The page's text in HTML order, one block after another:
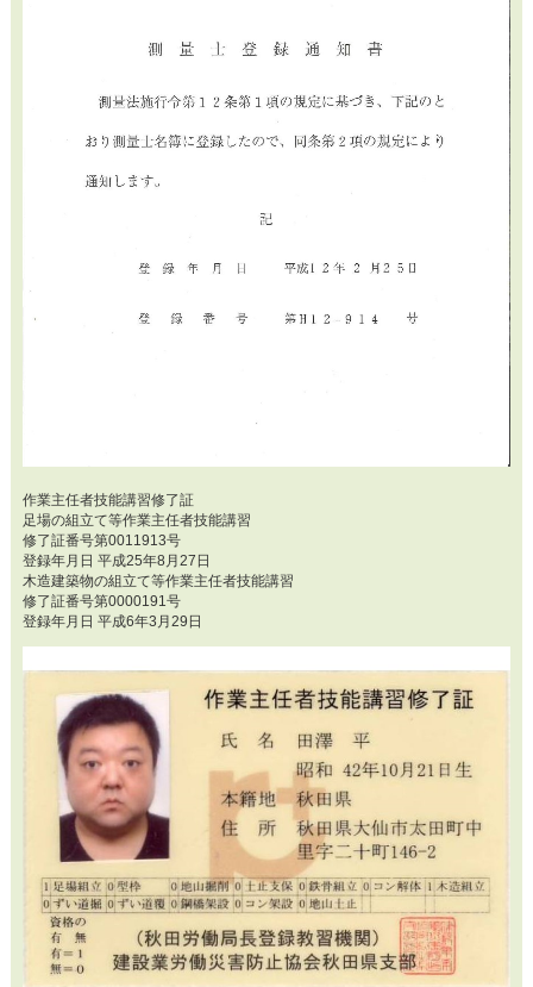
作業主任者技能講習修了証
足場の組立て等作業主任者技能講習
修了証番号第0011913号
登録年月日 平成25年8月27日
木造建築物の組立て等作業主任者技能講習
修了証番号第0000191号
登録年月日 平成6年3月29日